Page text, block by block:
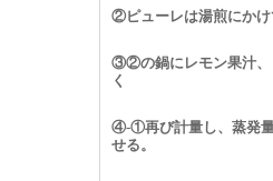
②ピューレは湯煎にか
③②の鍋にレモン果汁、
く
④-①再び計量し、蒸発
せる。